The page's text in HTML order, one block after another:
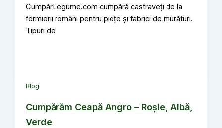
CumpărLegume.com cumpără castraveți de la
fermierii români pentru piețe și fabrici de murături.
Tipuri de
Blog
Cumpărăm Ceapă Angro – Roșie, Albă,
Verde